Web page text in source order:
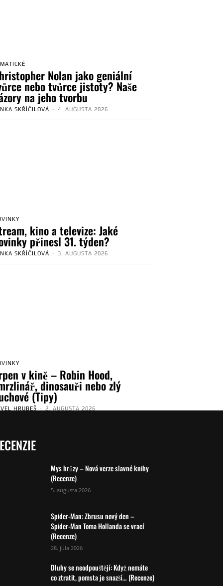
Nolan jako geniální
nebo tvůrce jistoty? Naše
na jeho tvorbu
SKŘÍČILOVÁ - 4. AUGUSTA 2026
kino a televize: Jaké
přinesl 31. týden?
SKŘÍČILOVÁ - 3. AUGUSTA 2026
v kině – Robin Hood,
dinosauři nebo zlý
(Tipy)
HRUBEŠ - 2. AUGUSTA 2026
Mys hrůzy – Nová verze slavné knihy
(Recenze)
5. augusta 2026
Spider-Man: Zbrusu nový den –
Spider-Man Toma Hollanda se vrací
(Recenze)
28. júla 2026
Dluhy se neodpouštějí: Když nemáte
co ztratit, pomsta je snazší… (Recenze)